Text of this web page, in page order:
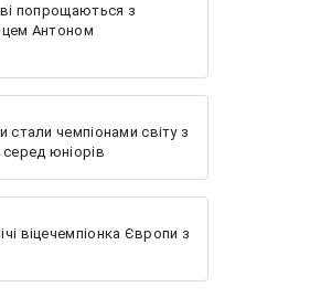
попрощаються з
Антоном
стали чемпіонами світу з
юніорів
віцечемпіонка Європи з